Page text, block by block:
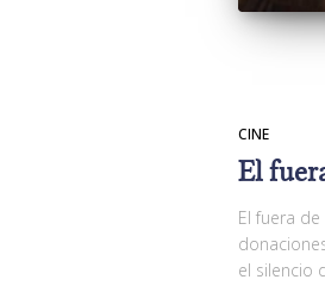
CINE
El
El fuera
el silencio